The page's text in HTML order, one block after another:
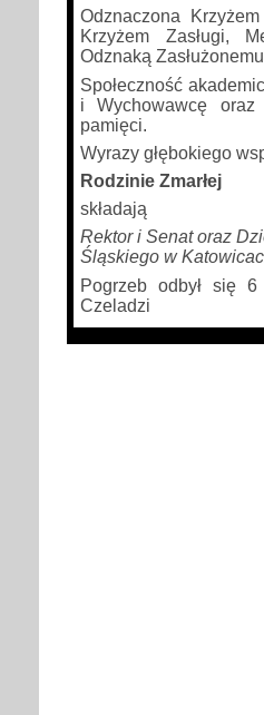
Odznaczona
Krzyżem Zasługi,
Odznaką
Społeczność
i Wychowawcę oraz
pamięci.
Wyrazy głębokiego
Rodzinie Zmarłej
składają
Rektor i Senat oraz
Śląskiego w
Pogrzeb odbył się
Czeladzi